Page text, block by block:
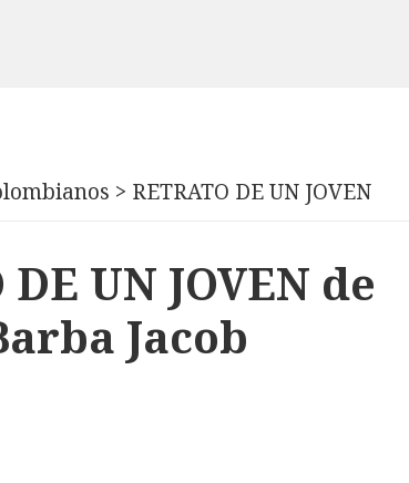
> RETRATO DE UN JOVEN
DE UN JOVEN de
Jacob